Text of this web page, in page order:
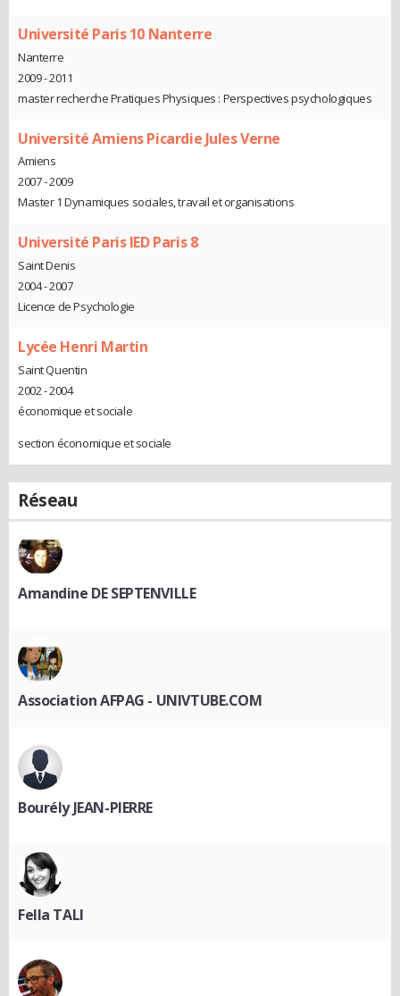
Université Paris 10 Nanterre
Nanterre
2009 - 2011
master recherche Pratiques Physiques : Perspectives psychologiques
Université Amiens Picardie Jules Verne
Amiens
2007 - 2009
Master 1 Dynamiques sociales, travail et organisations
Université Paris IED Paris 8
Saint Denis
2004 - 2007
Licence de Psychologie
Lycée Henri Martin
Saint Quentin
2002 - 2004
économique et sociale
section économique et sociale
Réseau
Amandine DE SEPTENVILLE
Association AFPAG - UNIVTUBE.COM
Bourély JEAN-PIERRE
Fella TALI